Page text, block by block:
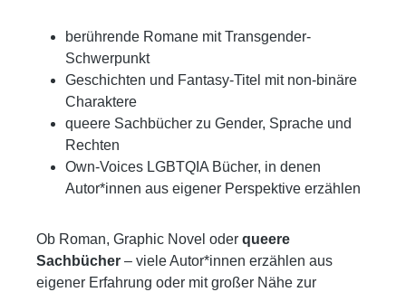
berührende Romane mit Transgender-
Schwerpunkt
Geschichten und Fantasy-Titel mit non-binäre
Charaktere
queere Sachbücher zu Gender, Sprache und
Rechten
Own-Voices LGBTQIA Bücher, in denen
Autor*innen aus eigener Perspektive erzählen
Ob Roman, Graphic Novel oder queere
Sachbücher – viele Autor*innen erzählen aus
eigener Erfahrung oder mit großer Nähe zur